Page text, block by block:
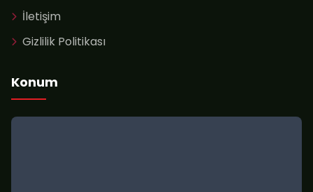
İletişim
Gizlilik Politikası
Konum